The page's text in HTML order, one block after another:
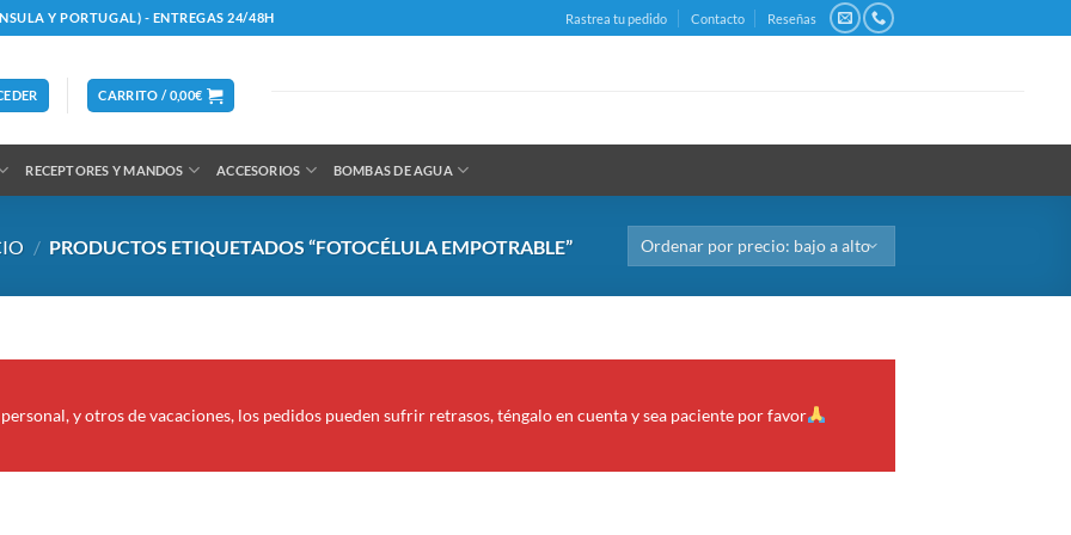
Y PORTUGAL) - ENTREGAS 24/48H Rastrea tu pedido Contacto Reseñas
CARRITO /0,00€
RECEPTORES Y MANDOS ACCESORIOS BOMBAS DE AGUA
/ PRODUCTOS ETIQUETADOS “FOTOCÉLULA EMPOTRABLE”
y otros de vacaciones, los pedidos pueden sufrir retrasos, téngalo en cuenta y sea paciente por favor